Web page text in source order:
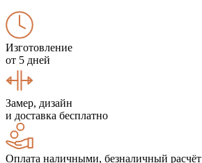
Изготовление
от 5 дней
Замер, дизайн
и доставка бесплатно
Оплата наличными, безналичный расчёт